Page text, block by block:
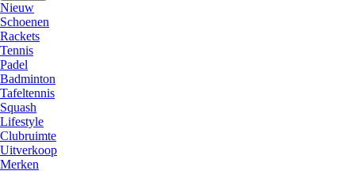
Nieuw
Schoenen
Rackets
Tennis
Padel
Badminton
Tafeltennis
Squash
Lifestyle
Clubruimte
Uitverkoop
Merken